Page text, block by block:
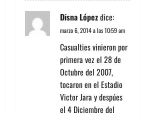
Disna Lópezdice:
marzo 6, 2014 a las 10:59 am
Casualties vinieron por
primera vez el 28 de
Octubre del 2007,
tocaron en el Estadio
Victor Jara y despúes
el 4 Diciembre del